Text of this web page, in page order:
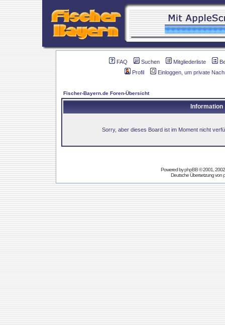
FAQ Suchen Mitgliederliste
Profil
Einloggen, um private
Fischer-Bayern.de Foren-Übersicht
Information
Sorry, aber dieses Board ist im Moment nicht
Powered byphpBB© 2001,
Deutsche Übersetzung von